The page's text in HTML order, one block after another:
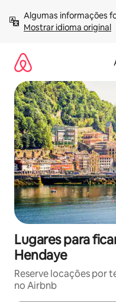
para
Mostrar idioma original
Lugares para
Hendaye
Reserve locações por
no Airbnb